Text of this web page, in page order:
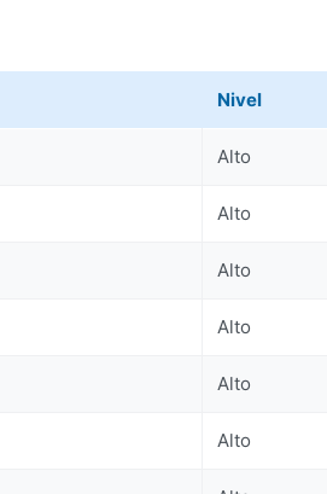
Nivel
Alto
Alto
Alto
Alto
Alto
Alto